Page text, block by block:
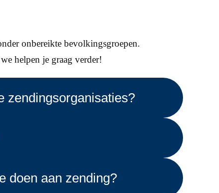
onbereikte bevolkingsgroepen.
helpen je graag verder!
zendingsorganisaties?
doen aan zending?